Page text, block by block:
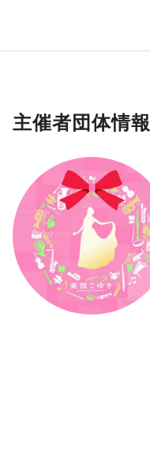
主催者団体情報